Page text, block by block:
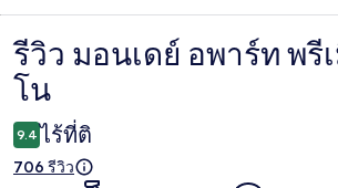
รีวิว
รีวิว มอนเดย์ อพาร์ท พรี
โน
9.4 ไร้ที่ติ
706 รีวิว